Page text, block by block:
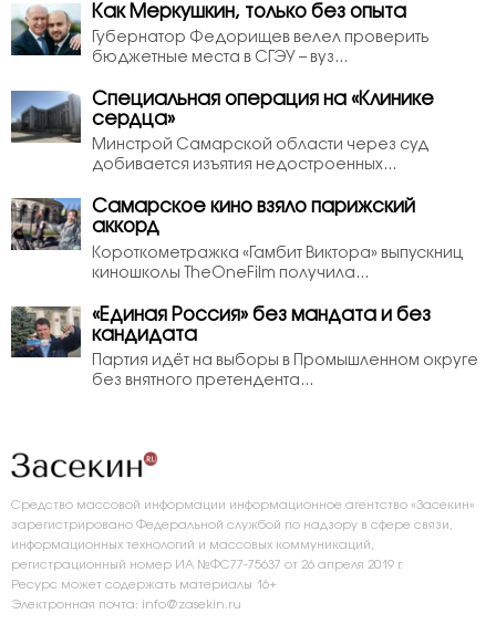
Как Меркушкин, только без опыта
Губернатор Федорищев велел проверить
бюджетные места в СГЭУ – вуз...
Специальная операция на «Клинике
сердца»
Минстрой Самарской области через суд
добивается изъятия недостроенных...
Самарское кино взяло парижский
аккорд
Короткометражка «Гамбит Виктора» выпускниц
киношколы TheOneFilm получила...
«Единая Россия» без мандата и без
кандидата
Партия идёт на выборы в Промышленном округе
без внятного претендента...
Средство массовой информации информационное агентство «Засекин»
зарегистрировано Федеральной службой по надзору в сфере связи,
информационных технологий и массовых коммуникаций,
регистрационный номер ИА №ФС77-75637 от 26 апреля 2019 г.
Ресурс может содержать материалы 16+
Электронная почта: info@zasekin.ru